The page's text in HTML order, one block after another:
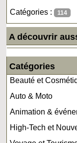
Catégories : 114
A découvrir
Catégories
Beauté et
Auto & Moto
Animation &
High-Tech et